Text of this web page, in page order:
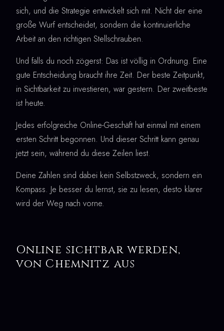
sich, und die Strategie entwickelt sich mit. Nicht der eine
große Wurf entscheidet, sondern die kontinuierliche
Arbeit an den richtigen Stellschrauben.
Und falls du noch zögerst: Das ist völlig in Ordnung. Eine
gute Entscheidung braucht ihre Zeit. Der beste Zeitpunkt,
in Sichtbarkeit zu investieren, war gestern. Der zweitbeste
ist heute.
Jedes erfolgreiche Online-Geschäft hat einmal mit einem
ersten Schritt begonnen. Und dieser Schritt kann genau
jetzt sein, während du diese Zeilen liest.
Deine Zahlen sind dabei kein Selbstzweck, sondern ein
Kompass. Je besser du lernst, sie zu lesen, desto klarer
wird der Weg nach vorne.
Online sichtbar werden,
von Chemnitz aus